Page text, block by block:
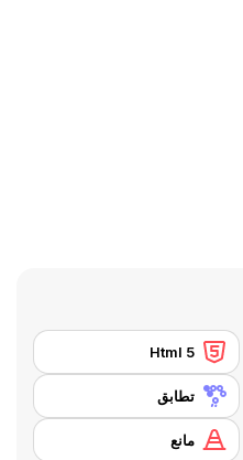
Html 5
تطابق
مانع